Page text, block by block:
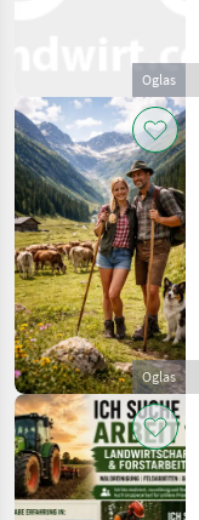
Oglas
Oglas